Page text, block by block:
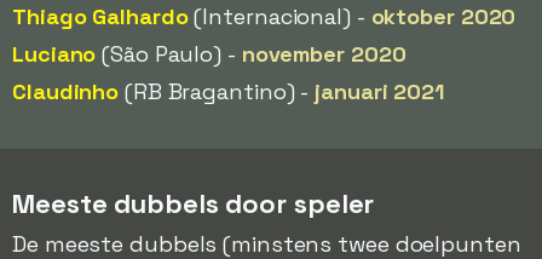
Thiago Galhardo(Internacional) - oktober 2020
Luciano (São Paulo) - november 2020
Claudinho (RB Bragantino) - januari 2021
Meeste dubbels door speler
De meeste dubbels (minstens twee doelpunten